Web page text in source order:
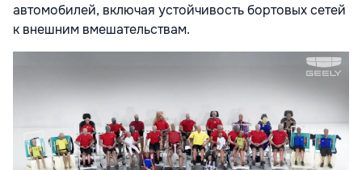
автомобилей, включая устойчивость бортовых сетей
к внешним вмешательствам.